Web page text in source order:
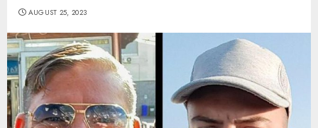
AUGUST 25, 2023